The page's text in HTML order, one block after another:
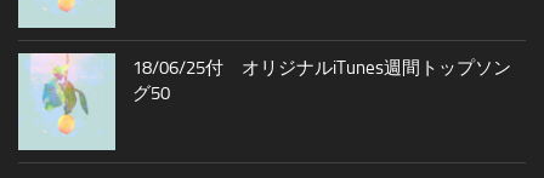
18/06/25付 オリジナルiTunes週間トップソン
グ50